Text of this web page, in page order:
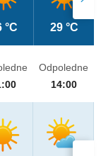
°C 29 °C
Odpoledne
14:00